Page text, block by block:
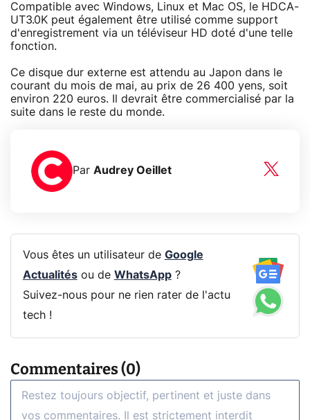
Compatible avec Windows, Linux et Mac OS, le HDCA-
UT3.0K peut également être utilisé comme support
d'enregistrement via un téléviseur HD doté d'une telle
fonction.
Ce disque dur externe est attendu au Japon dans le
courant du mois de mai, au prix de 26 400 yens, soit
environ 220 euros. Il devrait être commercialisé par la
suite dans le reste du monde.
Par Audrey Oeillet
Vous êtes un utilisateur de Google
Actualitésou de WhatsApp?
Suivez-nous pour ne rien rater de l'actu
tech !
Commentaires (0)